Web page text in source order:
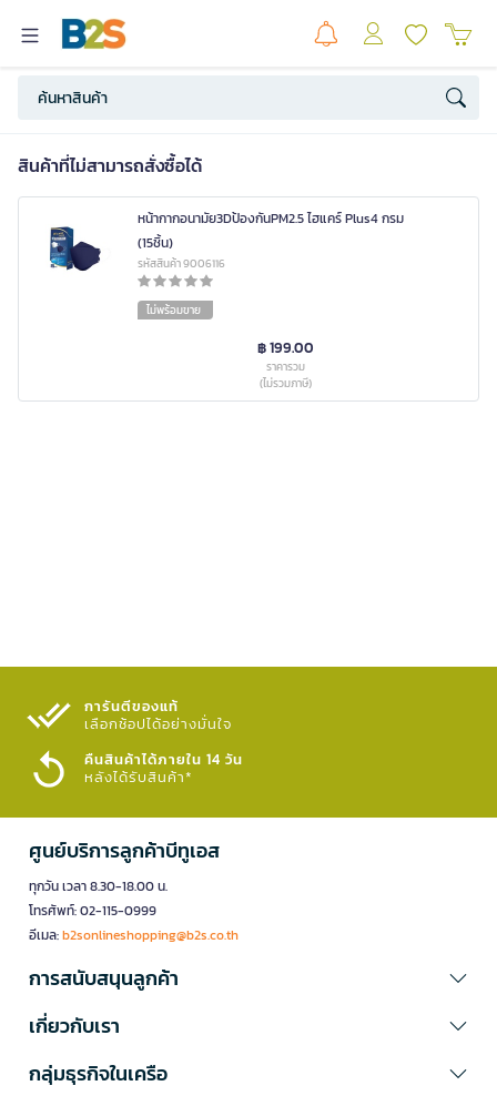
สินค้าที่ไม่สามารถสั่งซื้อได้
หน้ากากอนามัย3Dป้องกันPM2.5 ไฮแคร์ Plus4 กรม
(15ชิ้น)
รหัสสินค้า 9006116
ไม่พร้อมขาย
฿ 199.00
ราคารวม
(ไม่รวมภาษี)
การันตีของแท้
เลือกช้อปได้อย่างมั่นใจ​
คืนสินค้าได้ภายใน 14 วัน
หลังได้รับสินค้า*
ศูนย์บริการลูกค้าบีทูเอส
ทุกวัน เวลา 8.30-18.00 น.
โทรศัพท์: 02-115-0999
อีเมล:b2sonlineshopping@b2s.co.th
การสนับสนุนลูกค้า
เกี่ยวกับเรา
กลุ่มธุรกิจในเครือ